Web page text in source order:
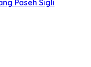
Paseh Sigli